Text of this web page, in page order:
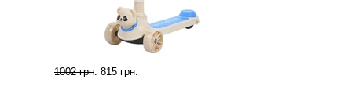
1002 грн. 815 грн.